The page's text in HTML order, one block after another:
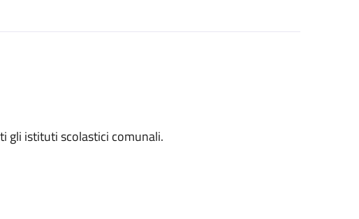
gli istituti scolastici comunali.